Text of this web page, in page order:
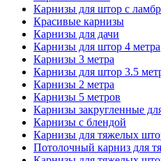
Карнизы для штор с
Красивые карнизы
Карнизы для дачи
Карнизы для штор 4 метра
Карнизы 3 метра
Карнизы для штор 3.5
Карнизы 2 метра
Карнизы 5 метров
Карнизы закругленные
Карнизы с блендой
Карнизы для тяжелых
Потолочный карниз для